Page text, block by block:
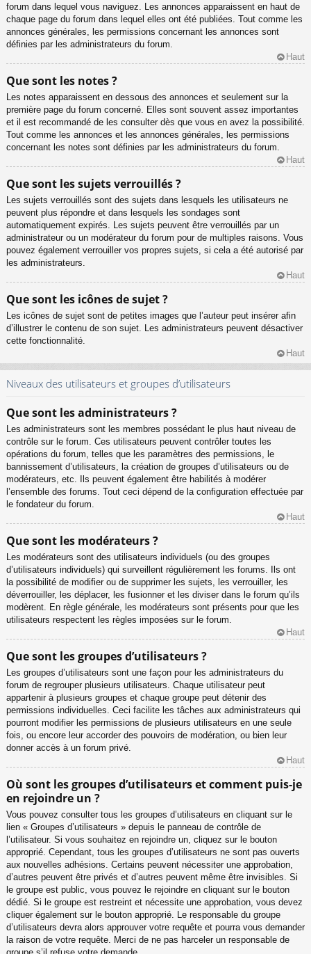
forum dans lequel vous naviguez. Les annonces apparaissent en haut de
chaque page du forum dans lequel elles ont été publiées. Tout comme les
annonces générales, les permissions concernant les annonces sont
définies par les administrateurs du forum.
Haut
Que sont les notes ?
Les notes apparaissent en dessous des annonces et seulement sur la
première page du forum concerné. Elles sont souvent assez importantes
et il est recommandé de les consulter dès que vous en avez la possibilité.
Tout comme les annonces et les annonces générales, les permissions
concernant les notes sont définies par les administrateurs du forum.
Haut
Que sont les sujets verrouillés ?
Les sujets verrouillés sont des sujets dans lesquels les utilisateurs ne
peuvent plus répondre et dans lesquels les sondages sont
automatiquement expirés. Les sujets peuvent être verrouillés par un
administrateur ou un modérateur du forum pour de multiples raisons. Vous
pouvez également verrouiller vos propres sujets, si cela a été autorisé par
les administrateurs.
Haut
Que sont les icônes de sujet ?
Les icônes de sujet sont de petites images que l’auteur peut insérer afin
d’illustrer le contenu de son sujet. Les administrateurs peuvent désactiver
cette fonctionnalité.
Haut
Niveaux des utilisateurs et groupes d’utilisateurs
Que sont les administrateurs ?
Les administrateurs sont les membres possédant le plus haut niveau de
contrôle sur le forum. Ces utilisateurs peuvent contrôler toutes les
opérations du forum, telles que les paramètres des permissions, le
bannissement d’utilisateurs, la création de groupes d’utilisateurs ou de
modérateurs, etc. Ils peuvent également être habilités à modérer
l’ensemble des forums. Tout ceci dépend de la configuration effectuée par
le fondateur du forum.
Haut
Que sont les modérateurs ?
Les modérateurs sont des utilisateurs individuels (ou des groupes
d’utilisateurs individuels) qui surveillent régulièrement les forums. Ils ont
la possibilité de modifier ou de supprimer les sujets, les verrouiller, les
déverrouiller, les déplacer, les fusionner et les diviser dans le forum qu’ils
modèrent. En règle générale, les modérateurs sont présents pour que les
utilisateurs respectent les règles imposées sur le forum.
Haut
Que sont les groupes d’utilisateurs ?
Les groupes d’utilisateurs sont une façon pour les administrateurs du
forum de regrouper plusieurs utilisateurs. Chaque utilisateur peut
appartenir à plusieurs groupes et chaque groupe peut détenir des
permissions individuelles. Ceci facilite les tâches aux administrateurs qui
pourront modifier les permissions de plusieurs utilisateurs en une seule
fois, ou encore leur accorder des pouvoirs de modération, ou bien leur
donner accès à un forum privé.
Haut
Où sont les groupes d’utilisateurs et comment puis-je
en rejoindre un ?
Vous pouvez consulter tous les groupes d’utilisateurs en cliquant sur le
lien « Groupes d’utilisateurs » depuis le panneau de contrôle de
l’utilisateur. Si vous souhaitez en rejoindre un, cliquez sur le bouton
approprié. Cependant, tous les groupes d’utilisateurs ne sont pas ouverts
aux nouvelles adhésions. Certains peuvent nécessiter une approbation,
d’autres peuvent être privés et d’autres peuvent même être invisibles. Si
le groupe est public, vous pouvez le rejoindre en cliquant sur le bouton
dédié. Si le groupe est restreint et nécessite une approbation, vous devez
cliquer également sur le bouton approprié. Le responsable du groupe
d’utilisateurs devra alors approuver votre requête et pourra vous demander
la raison de votre requête. Merci de ne pas harceler un responsable de